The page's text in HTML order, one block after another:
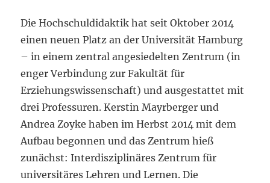
Die Hochschuldidaktik hat seit Oktober 2014
einen neuen Platz an der Universität Hamburg
– in einem zentral angesiedelten Zentrum (in
enger Verbindung zur Fakultät für
Erziehungswissenschaft) und ausgestattet mit
drei Professuren. Kerstin Mayrberger und
Andrea Zoyke haben im Herbst 2014 mit dem
Aufbau begonnen und das Zentrum hieß
zunächst: Interdisziplinäres Zentrum für
universitäres Lehren und Lernen. Die